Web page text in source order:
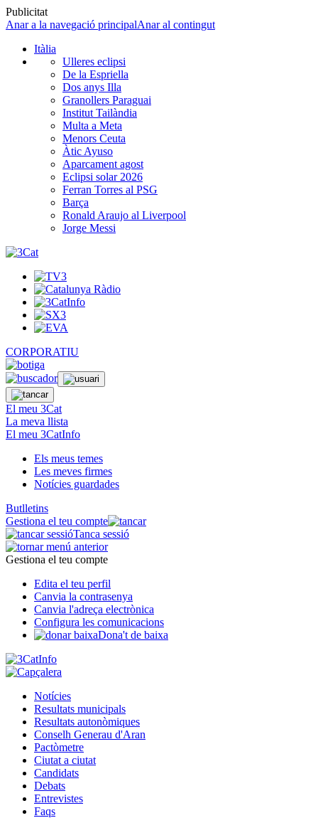
Publicitat
Anar a la navegació principalAnar al contingut
Itàlia
Ulleres eclipsi
De la Espriella
Dos anys Illa
Granollers Paraguai
Institut Tailàndia
Multa a Meta
Menors Ceuta
Àtic Ayuso
Aparcament agost
Eclipsi solar 2026
Ferran Torres al PSG
Barça
Ronald Araujo al Liverpool
Jorge Messi
CORPORATIU
El meu 3Cat
La meva llista
El meu 3CatInfo
Els meus temes
Les meves firmes
Notícies guardades
Butlletins
Gestiona el teu compte
Tanca sessió
Gestiona el teu compte
Edita el teu perfil
Canvia la contrasenya
Canvia l'adreça electrònica
Configura les comunicacions
Dona't de baixa
Notícies
Resultats municipals
Resultats autonòmiques
Conselh Generau d'Aran
Pactòmetre
Ciutat a ciutat
Candidats
Debats
Entrevistes
Faqs